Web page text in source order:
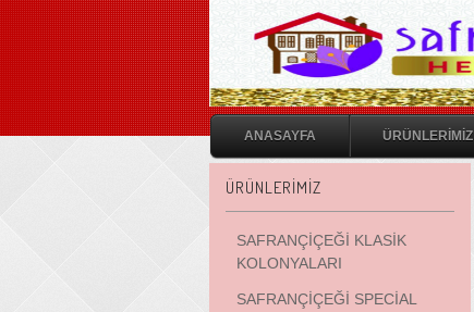
ANASAYFA ÜRÜNLERİMİZ
ÜRÜNLERİMİZ
SAFRANÇİÇEĞİ KLASİK
KOLONYALARI
SAFRANÇİÇEĞİ SPECİAL